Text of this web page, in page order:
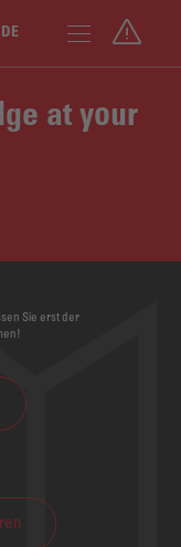
DE
at your
Sie erst der